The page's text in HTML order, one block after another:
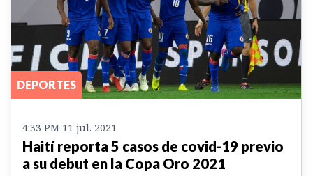
DEPORTES
4:33 PM 11 jul. 2021
Haití reporta 5 casos de covid-19 previo
a su debut en la Copa Oro 2021